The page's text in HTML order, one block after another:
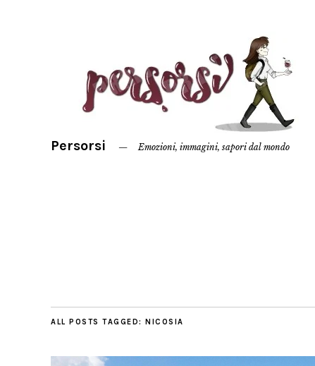
Persorsi Emozioni, immagini, sapori dal mondo
ALL POSTS TAGGED: NICOSIA